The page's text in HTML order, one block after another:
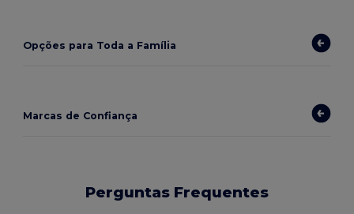
Opções para Toda a Família
Marcas de Confiança
Perguntas Frequentes